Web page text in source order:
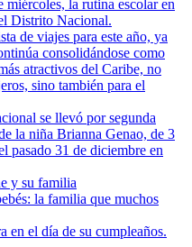
miércoles, la rutina escolar en
Distrito Nacional.
de viajes para este año, ya
consolidándose como
atractivos del Caribe, no
sino también para el
se llevó por segunda
la niña Brianna Genao, de 3
pasado 31 de diciembre en
y su familia
la familia que muchos
en el día de su cumpleaños.